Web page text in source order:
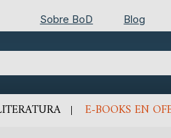
Sobre BoD Blog
E-BOOKS EN